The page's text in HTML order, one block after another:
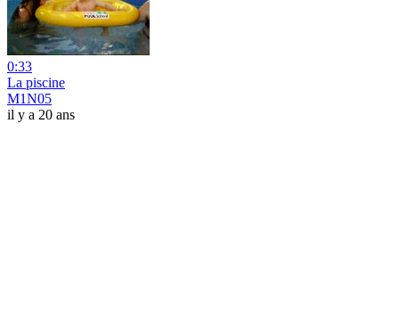
0:33
La piscine
M1N05
il y a 20 ans